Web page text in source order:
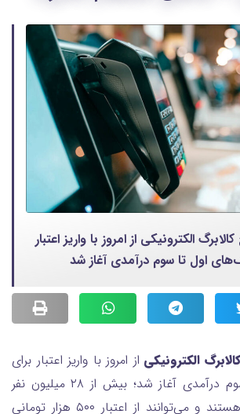
الکترونیکی از امروز با واریز اعتبار
اول تا سوم درآمدی آغاز شد
الکترونیکی از امروز با واریز اعتبار برای
دهک‌های اول تا سوم درآمدی آغاز شد؛ بیش از ۲۸ میلیون نفر
مشمول این مرحله هستند و می‌توانند از اعتبار ۵۰۰ هزار تومانی